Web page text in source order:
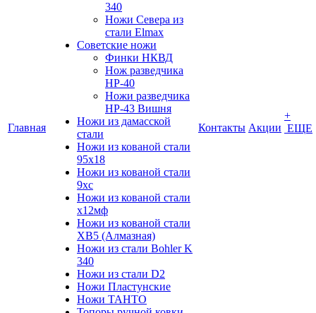
Главная
340
Ножи Севера из
стали Elmax
Советские ножи
Финки НКВД
Нож разведчика
НР-40
Ножи разведчика
НР-43 Вишня
Ножи из дамасской
стали
Ножи из кованой стали
95х18
Ножи из кованой стали
9хс
Ножи из кованой стали
х12мф
Ножи из кованой стали
ХВ5 (Алмазная)
Ножи из стали Bohler K
340
Ножи из стали D2
Ножи Пластунские
Ножи ТАНТО
Контакты Акции
+
ЕЩЕ